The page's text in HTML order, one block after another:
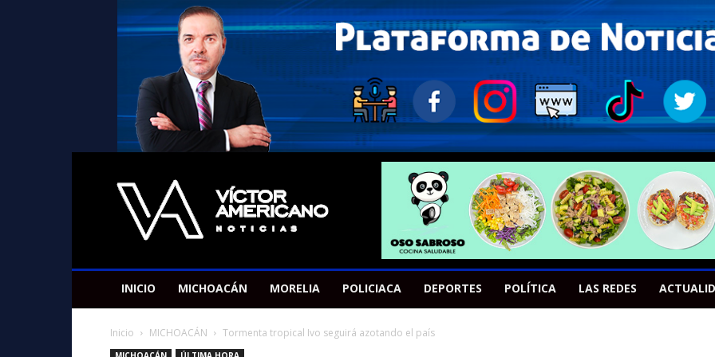
Americano
Victor
INICIO MICHOACÁN MORELIA POLICIACA DEPORTES POLÍTICA LAS REDES
Inicio MICHOACÁN Tormenta tropical Ivo seguirá azotando el país